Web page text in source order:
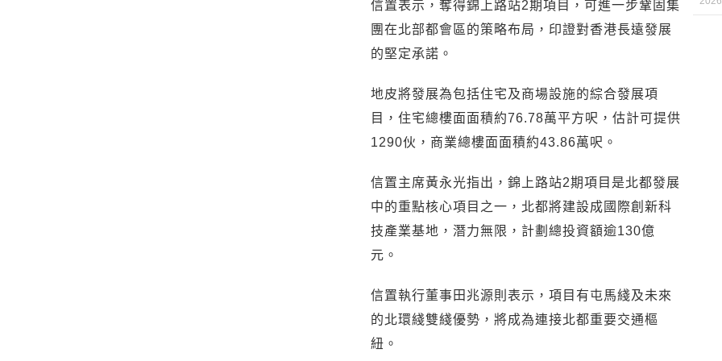
信置表示，奪得錦上路站2期項目，可進一步鞏固集
團在北部都會區的策略布局，印證對香港長遠發展
的堅定承諾。
地皮將發展為包括住宅及商場設施的綜合發展項
目，住宅總樓面面積約76.78萬平方呎，估計可提供
1290伙，商業總樓面面積約43.86萬呎。
信置主席黃永光指出，錦上路站2期項目是北都發展
中的重點核心項目之一，北都將建設成國際創新科
技產業基地，潛力無限，計劃總投資額逾130億
元。
信置執行董事田兆源則表示，項目有屯馬綫及未來
的北環綫雙綫優勢，將成為連接北都重要交通樞
紐。